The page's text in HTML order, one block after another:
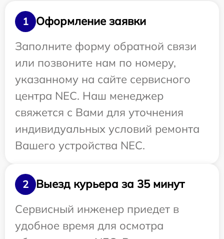
1
Оформление заявки
Заполните форму обратной связи
или позвоните нам по номеру,
указанному на сайте сервисного
центра NEC. Наш менеджер
свяжется с Вами для уточнения
индивидуальных условий ремонта
Вашего устройства NEC.
2
Выезд курьера за 35 минут
Сервисный инженер приедет в
удобное время для осмотра